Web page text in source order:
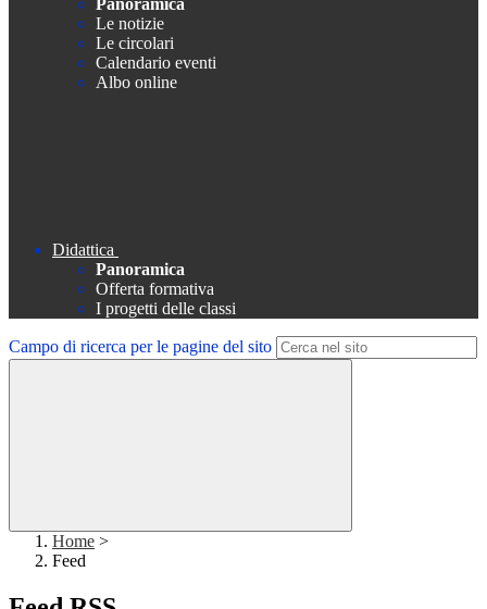
Panoramica
Le notizie
Le circolari
Calendario eventi
Albo online
Didattica
Panoramica
Offerta formativa
I progetti delle classi
Campo di ricerca per le pagine del sito
Home >
Feed